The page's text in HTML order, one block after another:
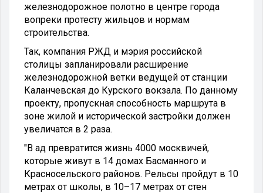
железнодорожное полотно в центре города
вопреки протесту жильцов и нормам
строительства.
Так, компания РЖД и мэрия российской
столицы запланировали расширение
железнодорожной ветки ведущей от станции
Каланчевская до Курского вокзала. По данному
проекту, пропускная способность маршрута в
зоне жилой и исторической застройки должен
увеличатся в 2 раза.
"В ад превратится жизнь 4000 москвичей,
которые живут в 14 домах Басманного и
Красносельского районов. Рельсы пройдут в 10
метрах от школы, в 10–17 метрах от стен